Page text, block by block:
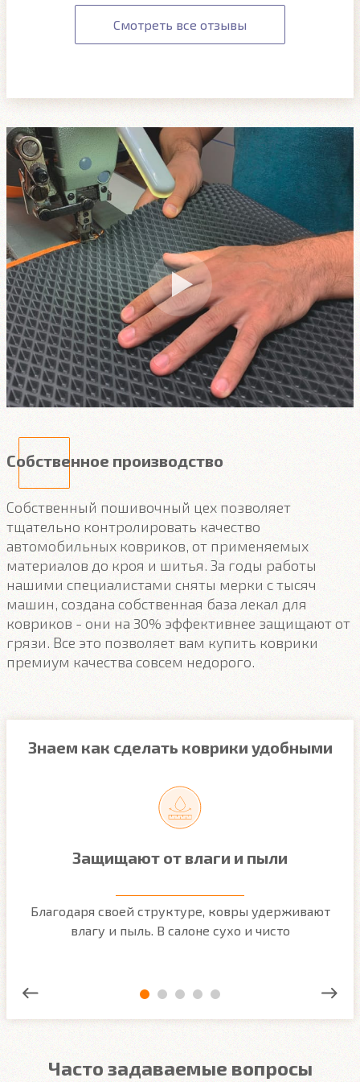
Смотреть все отзывы
Собственное производство
Собственный пошивочный цех позволяет
тщательно контролировать качество
автомобильных ковриков, от применяемых
материалов до кроя и шитья. За годы работы
нашими специалистами сняты мерки с тысяч
машин, создана собственная база лекал для
ковриков - они на 30% эффективнее защищают от
грязи. Все это позволяет вам купить коврики
премиум качества совсем недорого.
Знаем как сделать коврики удобными
Защищают от влаги и пыли
Благодаря своей структуре, ковры удерживают
влагу и пыль. В салоне сухо и чисто
Часто задаваемые вопросы